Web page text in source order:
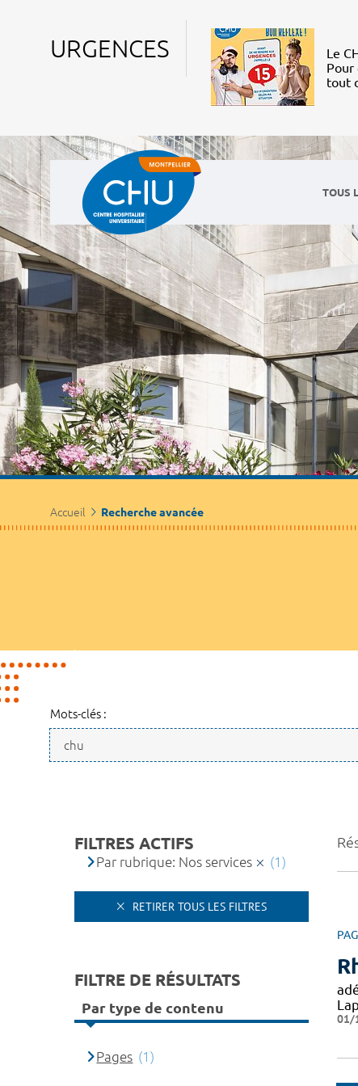
URGENCES
Le
Pour
tout
TOUS
Accueil Recherche avancée
Mots-clés :
01/
FILTRES ACTIFS
Par rubrique: Nos services (1)
RETIRER TOUS LES FILTRES
FILTRE DE RÉSULTATS
Par type de contenu
Pages (1)